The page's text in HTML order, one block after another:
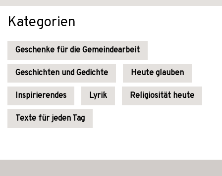
Kategorien
Geschenke für die Gemeindearbeit
Geschichten und Gedichte Heute glauben
Inspirierendes Lyrik Religiosität heute
Texte für jeden Tag